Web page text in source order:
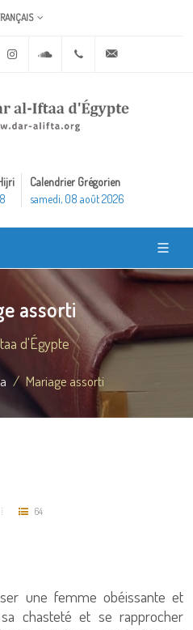
Youtube Instagram Soundcloud+20 2 25970400
Calendrier Grégorien
samedi, 08 août 2026
assorti
d'Égypte
Mariage assorti
64
une femme obéissante et
chasteté et se rapprocher